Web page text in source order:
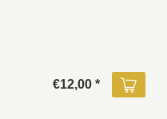
€12,00 *